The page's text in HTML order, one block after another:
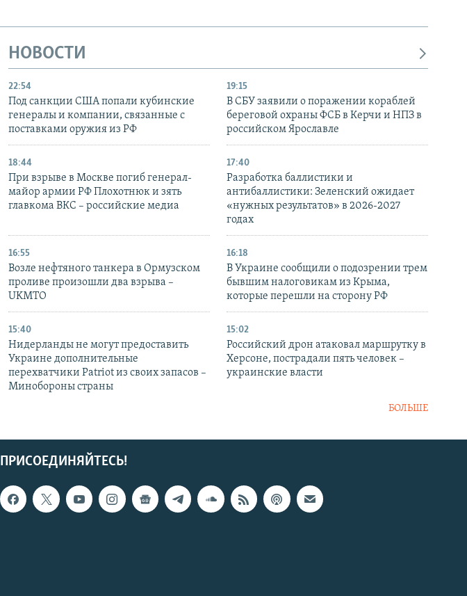
НОВОСТИ
22:54
Под санкции США попали кубинские
генералы и компании, связанные с
поставками оружия из РФ
19:15
В СБУ заявили о поражении кораблей
береговой охраны ФСБ в Керчи и НПЗ в
российском Ярославле
18:44
При взрыве в Москве погиб генерал-
майор армии РФ Плохотнюк и зять
главкома ВКС – российские медиа
17:40
Разработка баллистики и
антибаллистики: Зеленский ожидает
«нужных результатов» в 2026-2027
годах
16:55
Возле нефтяного танкера в Ормузском
проливе произошли два взрыва –
UKMTO
16:18
В Украине сообщили о подозрении трем
бывшим налоговикам из Крыма,
которые перешли на сторону РФ
15:40
Нидерланды не могут предоставить
Украине дополнительные
перехватчики Patriot из своих запасов –
Минобороны страны
15:02
Российский дрон атаковал маршрутку в
Херсоне, пострадали пять человек –
украинские власти
БОЛЬШЕ
ПРИСОЕДИНЯЙТЕСЬ!